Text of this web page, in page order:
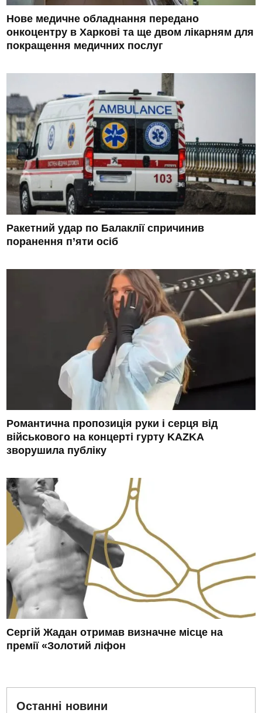
Нове медичне обладнання передано
онкоцентру в Харкові та ще двом лікарням для
покращення медичних послуг
Ракетний удар по Балаклії спричинив
поранення п’яти осіб
Романтична пропозиція руки і серця від
військового на концерті гурту KAZKA
зворушила публіку
Сергій Жадан отримав визначне місце на
премії «Золотий ліфон
Останні новини